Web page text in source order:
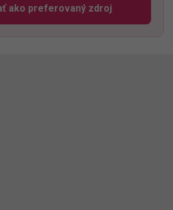
ako preferovaný zdroj
Odzadu, odkaz sa otvorí v